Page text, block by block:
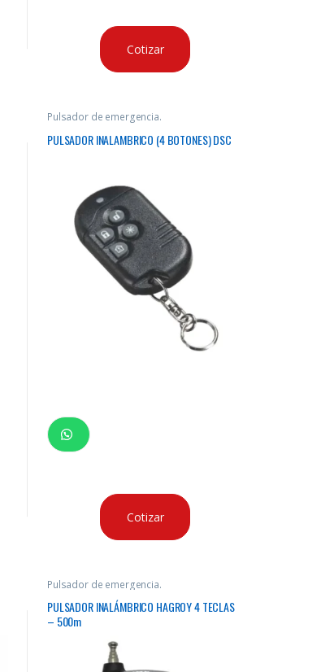
Cotizar
Pulsador de emergencia.
PULSADOR INALAMBRICO (4 BOTONES) DSC
Cotizar
Pulsador de emergencia.
PULSADOR INALÁMBRICO HAGROY 4 TECLAS
– 500m